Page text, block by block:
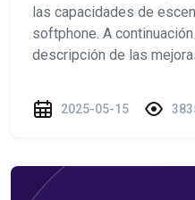
las capacidades de
softphone. A
descripción de las
2025-05-15